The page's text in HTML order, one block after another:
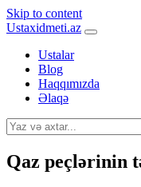
Skip to content
Ustaxidmeti.az
Ustalar
Blog
Haqqımızda
Əlaqə
Qaz peçlərinin